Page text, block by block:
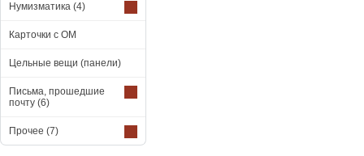
Нумизматика (4)
Карточки с ОМ
Цельные вещи (панели)
Письма, прошедшие
почту (6)
Прочее (7)